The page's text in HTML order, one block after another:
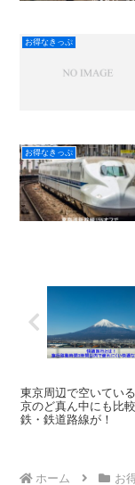
お得なきっぷ
お得なきっぷ
東京周辺で空いてい
京のど真ん中にも比
鉄・鉄道路線が！
ホーム お